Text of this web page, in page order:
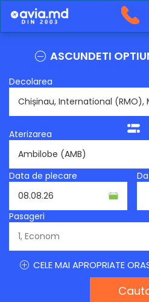
ASCUNDETI
Decolarea
Aterizarea
Data de plecare
Pasageri
CELE MAI APROPRIATE